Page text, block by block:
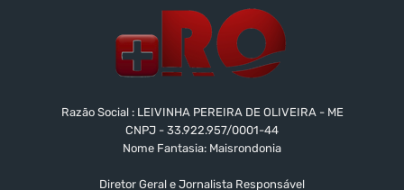
Razão Social : LEIVINHA PEREIRA DE OLIVEIRA - ME
CNPJ - 33.922.957/0001-44
Nome Fantasia: Maisrondonia
Diretor Geral e Jornalista Responsável